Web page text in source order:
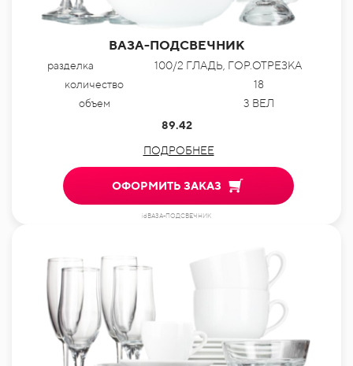
ВАЗА-ПОДСВЕЧНИК
разделка
100/2 ГЛАДЬ, ГОР.ОТРЕЗКА
количество
18
объем
3 ВЕЛ
89.42
ПОДРОБНЕЕ
ОФОРМИТЬ ЗАКАЗ
idВАЗА-ПОДСВЕЧНИК